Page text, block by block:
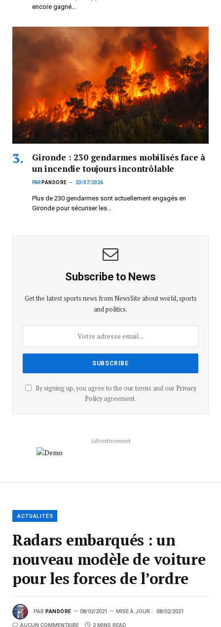
encore gagné…
Gironde : 230 gendarmes mobilisés face à
un incendie toujours incontrôlable
PAR PANDORE 23/07/2026
Plus de 230 gendarmes sont actuellement engagés en
Gironde pour sécuriser les…
Subscribe to News
Get the latest sports news from NewsSite about world, sports
and politics.
By signing up, you agree to the our terms and our Privacy
Policyagreement.
Advertisement
ACTUALITÉS
Radars embarqués : un
nouveau modèle de voiture
pour les forces de l’ordre
PAR PANDORE 08/02/2021 MISE À JOUR : 08/02/2021
AUCUN COMMENTAIRE 2 MINS READ